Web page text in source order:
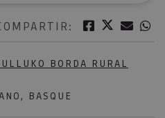
Facebook
Twitter
BORDA RURAL
BASQUE